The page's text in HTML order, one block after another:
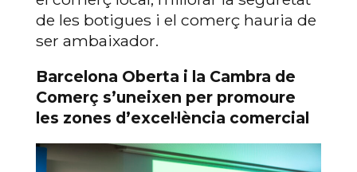
de les botigues i el comerç hauria de
ser ambaixador.
Barcelona Oberta i la Cambra de
Comerç s’uneixen per promoure
les zones d’excel·lència comercial